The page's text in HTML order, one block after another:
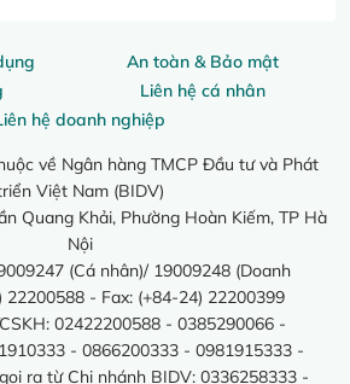
An toàn & Bảo mật
Liên hệ cá nhân
hệ doanh nghiệp
về Ngân hàng TMCP Đầu tư và Phát
Việt Nam (BIDV)
Quang Khải, Phường Hoàn Kiếm, TP Hà
Nội
(Cá nhân)/ 19009248 (Doanh
22200588 - Fax: (+84-24) 22200399
02422200588 - 0385290066 -
- 0866200333 - 0981915333 -
ra từ Chi nhánh BIDV: 0336258333 -